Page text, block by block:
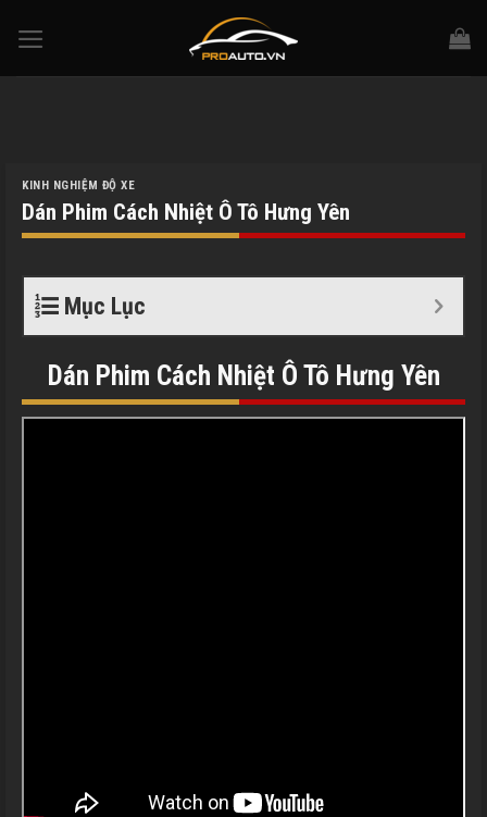
KINH NGHIỆM ĐỘ XE
Dán Phim Cách Nhiệt Ô Tô Hưng Yên
Mục Lục
Dán Phim Cách Nhiệt Ô Tô Hưng Yên